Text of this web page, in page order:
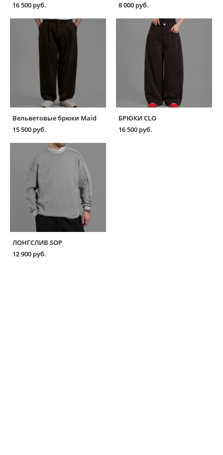
16 500 pуб. 8 000 pуб.
Вельветовые брюки Maid
15 500 pуб.
БРЮКИ CLO
16 500 pуб.
ЛОНГСЛИВ SOP
12 900 pуб.